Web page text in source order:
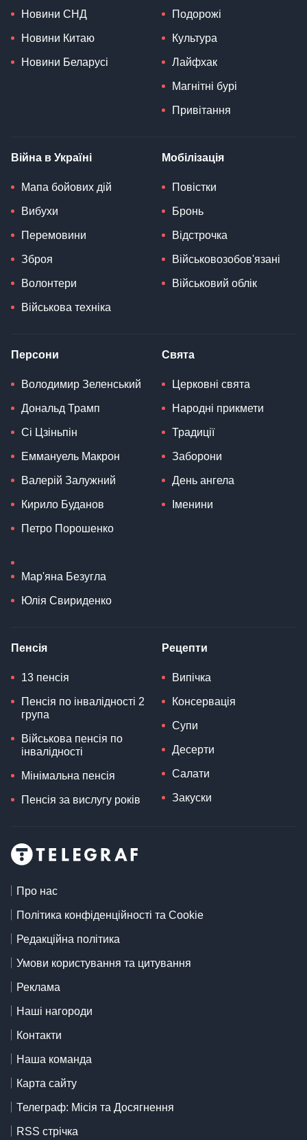
Новини СНД
Новини Китаю
Новини Беларусі
Подорожі
Культура
Лайфхак
Магнітні бурі
Привітання
Війна в Україні
Мапа бойових дій
Вибухи
Перемовини
Зброя
Волонтери
Військова техніка
Мобілізація
Повістки
Бронь
Відстрочка
Військовозобов'язані
Військовий облік
Персони
Володимир Зеленський
Дональд Трамп
Сі Цзіньпін
Еммануель Макрон
Валерій Залужний
Кирило Буданов
Петро Порошенко
Мар'яна Безугла
Юлія Свириденко
Свята
Церковні свята
Народні прикмети
Традиції
Заборони
День ангела
Іменини
Пенсія
13 пенсія
Пенсія по інвалідності 2
група
Військова пенсія по
інвалідності
Мінімальна пенсія
Пенсія за вислугу років
Рецепти
Випічка
Консервація
Супи
Десерти
Салати
Закуски
Про нас
Політика конфіденційності та Cookie
Редакційна політика
Умови користування та цитування
Реклама
Наші нагороди
Контакти
Наша команда
Карта сайту
Телеграф: Місія та Досягнення
RSS стрічка